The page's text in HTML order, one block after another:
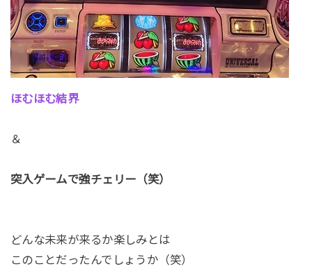
ほむほむ結界
＆
突入ゲームで強チェリー（笑）
どんな未来が来るか楽しみとは
このことだったんでしょうか（笑）